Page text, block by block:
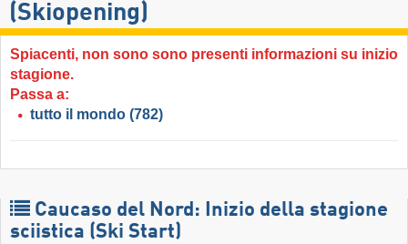
(Skiopening)
Spiacenti, non sono sono presenti informazioni su inizio
stagione.
Passa a:
tutto il mondo (782)
Caucaso del Nord: Inizio della stagione
sciistica (Ski Start)